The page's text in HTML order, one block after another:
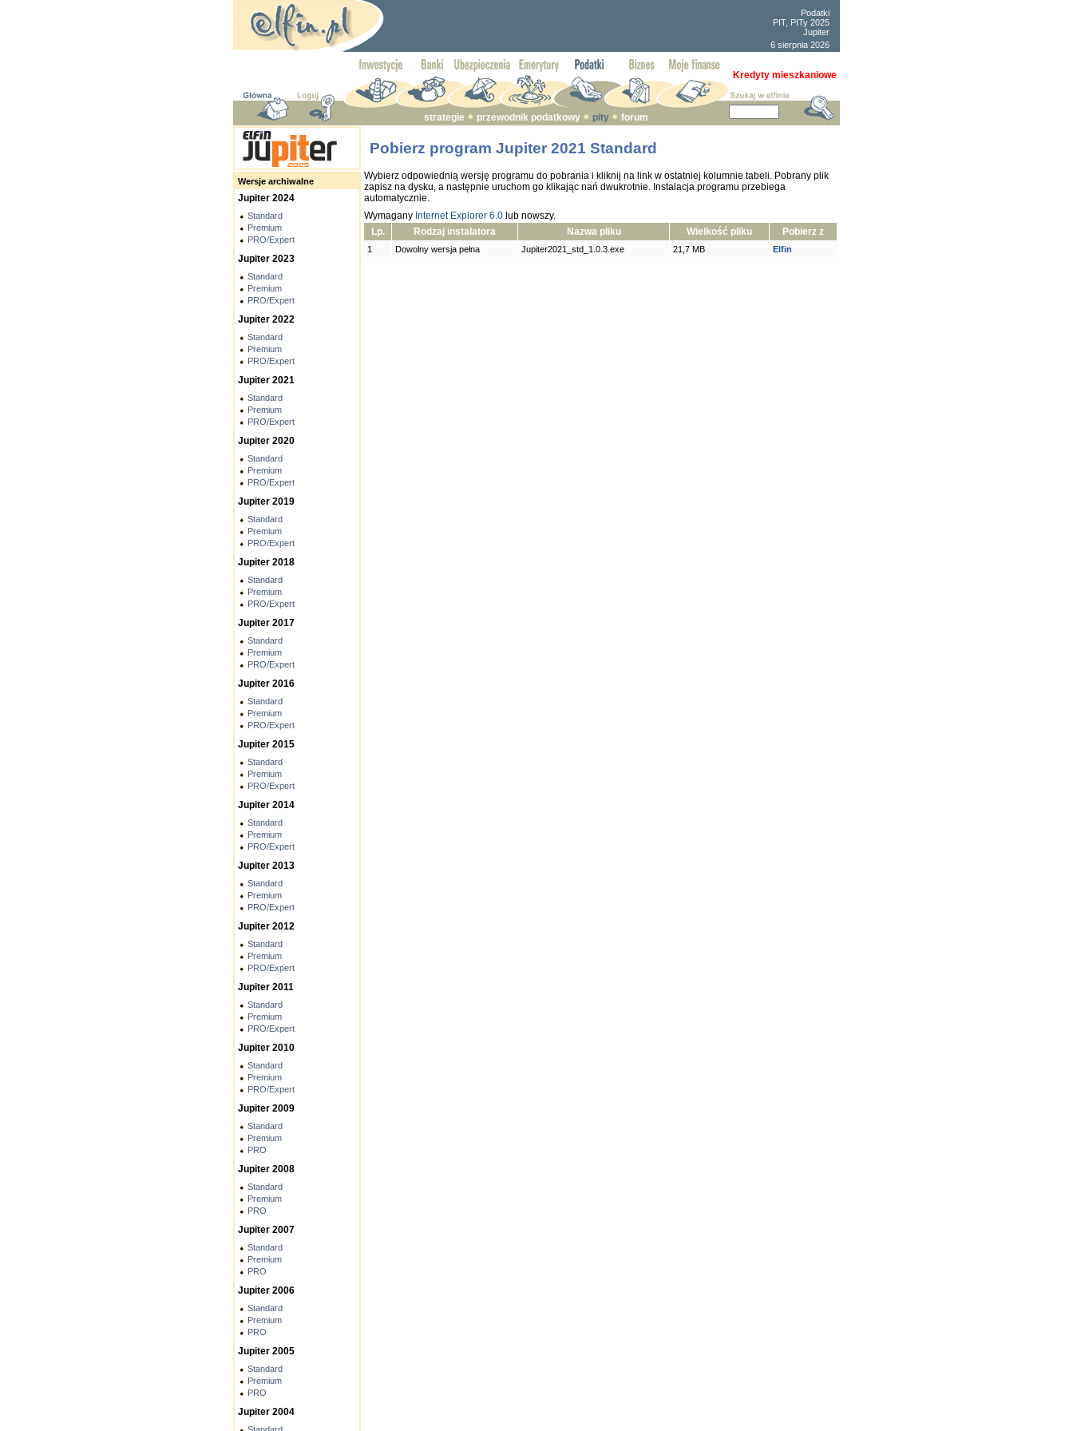
Podatki
PIT, PITy 2025
Jupiter
6 sierpnia 2026
Kredyty mieszkaniowe
strategie przewodnik podatkowy pity forum
Wersje archiwalne
Jupiter 2024
Standard
Premium
PRO/Expert
Jupiter 2023
Standard
Premium
PRO/Expert
Jupiter 2022
Standard
Premium
PRO/Expert
Jupiter 2021
Standard
Premium
PRO/Expert
Jupiter 2020
Standard
Premium
PRO/Expert
Jupiter 2019
Standard
Premium
PRO/Expert
Jupiter 2018
Standard
Premium
PRO/Expert
Jupiter 2017
Standard
Premium
PRO/Expert
Jupiter 2016
Standard
Premium
PRO/Expert
Jupiter 2015
Standard
Premium
PRO/Expert
Jupiter 2014
Standard
Premium
PRO/Expert
Jupiter 2013
Standard
Premium
PRO/Expert
Jupiter 2012
Standard
Premium
PRO/Expert
Jupiter 2011
Standard
Premium
PRO/Expert
Jupiter 2010
Standard
Premium
PRO/Expert
Jupiter 2009
Standard
Premium
PRO
Jupiter 2008
Standard
Premium
PRO
Jupiter 2007
Standard
Premium
PRO
Jupiter 2006
Standard
Premium
PRO
Jupiter 2005
Standard
Premium
PRO
Jupiter 2004
Pobierz program Jupiter 2021 Standard
Wybierz odpowiednią wersję programu do pobrania i kliknij na link w ostatniej kolumnie tabeli. Pobrany plik
zapisz na dysku, a następnie uruchom go klikając nań dwukrotnie. Instalacja programu przebiega
automatycznie.
Wymagany Internet Explorer 6.0 lub nowszy.
Lp.
Rodzaj instalatora Nazwa pliku Wielkość pliku Pobierz z
1 Dowolny wersja pełna Jupiter2021_std_1.0.3.exe 21,7 MB Elfin